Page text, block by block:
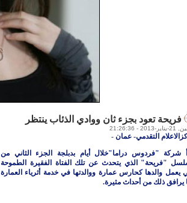
فريحة تعود بجزء ثان ووادي الذئاب ينتظر
- 21:26:36
التقدمي- عمان -
شركة "فردوس دراما"خلال أيام بدبلجة الجزء الثاني من
"فريحة" الذي يتحدث عن تلك الفتاة الفقيرة الطموحة
يعمل والدها كحارس عمارة ووالدتها في خدمة أثرياء العمارة
يرافق ذلك من أحداث مثيرة.